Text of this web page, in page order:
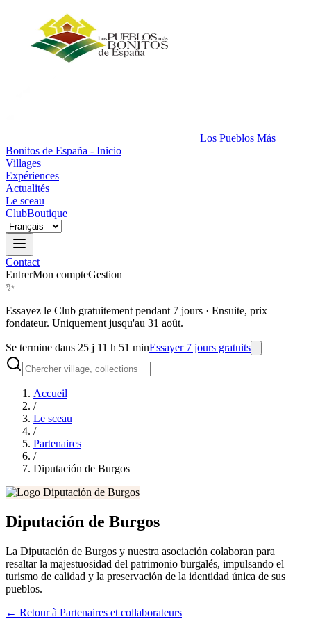
Los Pueblos Más
Bonitos de España - Inicio
Villages
Expériences
Actualités
Le sceau
ClubBoutique
Contact
EntrerMon compteGestion
✨
Essayez le Club gratuitement pendant 7 jours · Ensuite, prix
fondateur. Uniquement jusqu'au 31 août.
Se termine dans 25 j 11 h 51 minEssayer 7 jours gratuits
Accueil
/
Le sceau
/
Partenaires
/
Diputación de Burgos
Diputación de Burgos
La Diputación de Burgos y nuestra asociación colaboran para
resaltar la majestuosidad del patrimonio burgalés, impulsando el
turismo de calidad y la preservación de la identidad única de sus
pueblos.
← Retour à Partenaires et collaborateurs